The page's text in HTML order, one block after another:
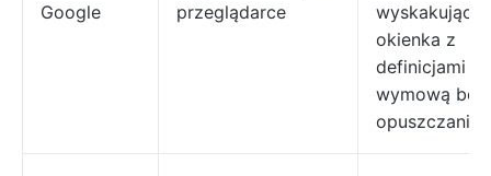
Google
przeglądarce
wyskakujące
okienka z
definicjami i
wymową bez
opuszczania